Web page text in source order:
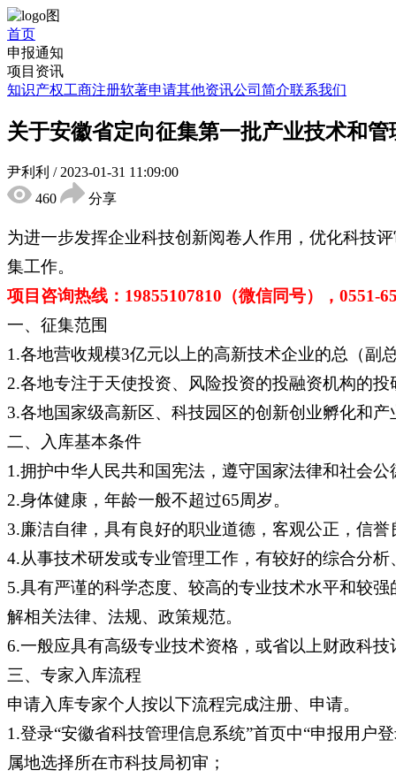
首页
申报通知
项目资讯
知识产权工商注册软著申请其他资讯公司简介联系我们
关于安徽省定向征集第一批产业技术和
尹利利 / 2023-01-31 11:09:00
460
分享
为进一步发挥企业科技创新阅卷人作用，优化科技
集工作。
项目咨询热线：19855107810（微信同号），0551-
一、征集范围
1.各地营收规模3亿元以上的高新技术企业的总（副
2.各地专注于天使投资、风险投资的投融资机构的投
3.各地国家级高新区、科技园区的创新创业孵化和产
二、入库基本条件
1.拥护中华人民共和国宪法，遵守国家法律和社会
2.身体健康，年龄一般不超过65周岁。
3.廉洁自律，具有良好的职业道德，客观公正，信
4.从事技术研发或专业管理工作，有较好的综合分
5.具有严谨的科学态度、较高的专业技术水平和较
解相关法律、法规、政策规范。
6.一般应具有高级专业技术资格，或省以上财政科
三、专家入库流程
申请入库专家个人按以下流程完成注册、申请。
1.登录“安徽省科技管理信息系统”首页中“申报用户
属地选择所在市科技局初审；